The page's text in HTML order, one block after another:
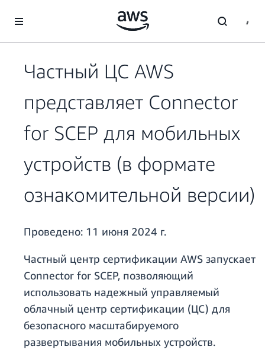
Перейти к главному контенту
Частный ЦС AWS
представляет Connector
for SCEP для мобильных
устройств (в формате
ознакомительной версии)
Проведено: 11 июня 2024 г.
Частный центр сертификации AWS запускает
Connector for SCEP, позволяющий
использовать надежный управляемый
облачный центр сертификации (ЦС) для
безопасного масштабируемого
развертывания мобильных устройств.